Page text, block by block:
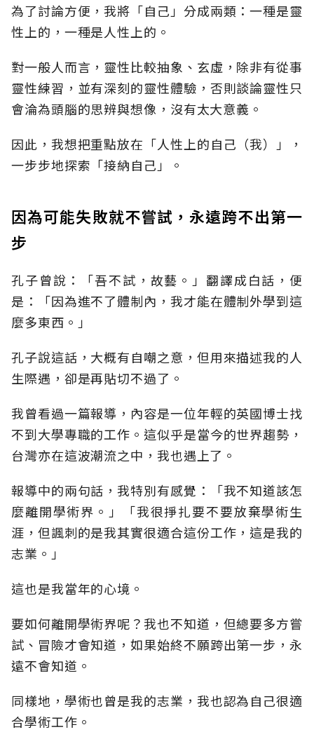
為了討論方便，我將「自己」分成兩類：一種是靈
性上的，一種是人性上的。
對一般人而言，靈性比較抽象、玄虛，除非有從事
靈性練習，並有深刻的靈性體驗，否則談論靈性只
會淪為頭腦的思辨與想像，沒有太大意義。
因此，我想把重點放在「人性上的自己（我）」，
一步步地探索「接納自己」。
因為可能失敗就不嘗試，永遠跨不出第一
步
孔子曾說：「吾不試，故藝。」翻譯成白話，便
是：「因為進不了體制內，我才能在體制外學到這
麼多東西。」
孔子說這話，大概有自嘲之意，但用來描述我的人
生際遇，卻是再貼切不過了。
我曾看過一篇報導，內容是一位年輕的英國博士找
不到大學專職的工作。這似乎是當今的世界趨勢，
台灣亦在這波潮流之中，我也遇上了。
報導中的兩句話，我特別有感覺：「我不知道該怎
麼離開學術界。」「我很掙扎要不要放棄學術生
涯，但諷刺的是我其實很適合這份工作，這是我的
志業。」
這也是我當年的心境。
要如何離開學術界呢？我也不知道，但總要多方嘗
試、冒險才會知道，如果始終不願跨出第一步，永
遠不會知道。
同樣地，學術也曾是我的志業，我也認為自己很適
合學術工作。